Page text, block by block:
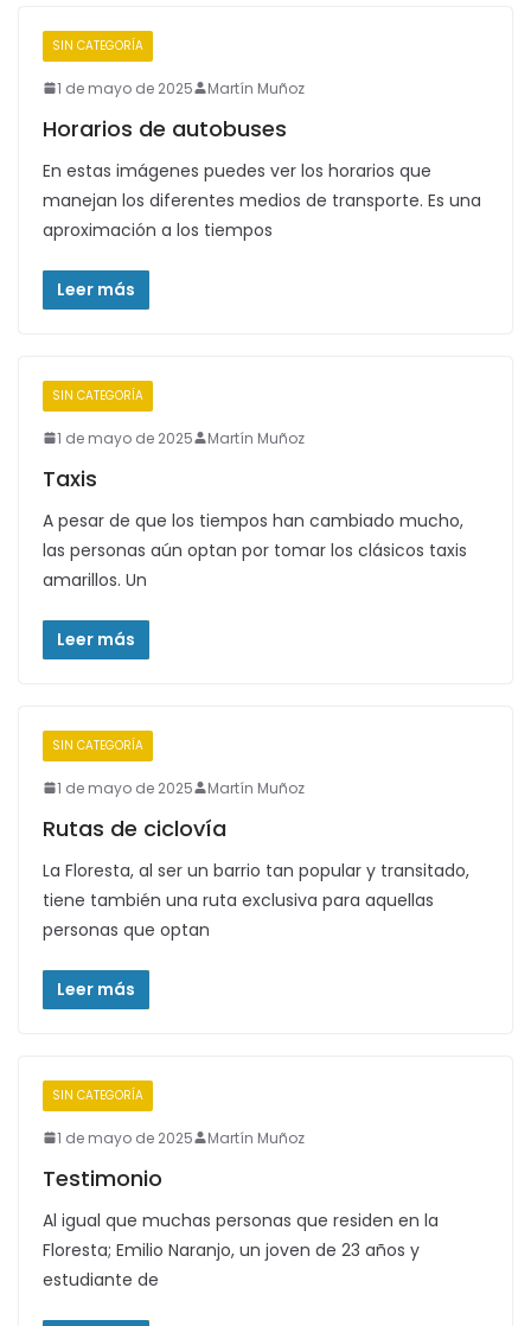
SIN CATEGORÍA
1 de mayo de 2025 Martín Muñoz
Horarios de autobuses
En estas imágenes puedes ver los horarios que
manejan los diferentes medios de transporte. Es una
aproximación a los tiempos
Leer más
SIN CATEGORÍA
1 de mayo de 2025 Martín Muñoz
Taxis
A pesar de que los tiempos han cambiado mucho,
las personas aún optan por tomar los clásicos taxis
amarillos. Un
Leer más
SIN CATEGORÍA
1 de mayo de 2025 Martín Muñoz
Rutas de ciclovía
La Floresta, al ser un barrio tan popular y transitado,
tiene también una ruta exclusiva para aquellas
personas que optan
Leer más
SIN CATEGORÍA
1 de mayo de 2025 Martín Muñoz
Testimonio
Al igual que muchas personas que residen en la
Floresta; Emilio Naranjo, un joven de 23 años y
estudiante de